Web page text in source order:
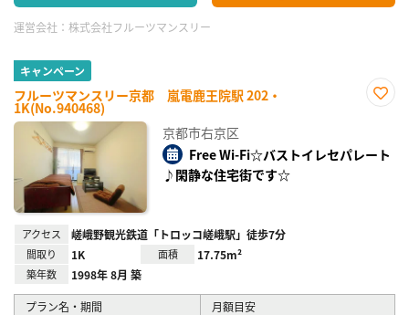
運営会社： 株式会社フルーツマンスリー
キャンペーン
フルーツマンスリー京都 嵐電鹿王院駅 202・
1K(No.940468)
録
京都市右京区
Free Wi-Fi☆バストイレセパレート
♪閑静な住宅街です☆
アクセス 嵯峨野観光鉄道「トロッコ嵯峨駅」徒歩7分
間取り 1K 面積 17.75m²
築年数 1998年 8月 築
プラン名・期間
月額目安